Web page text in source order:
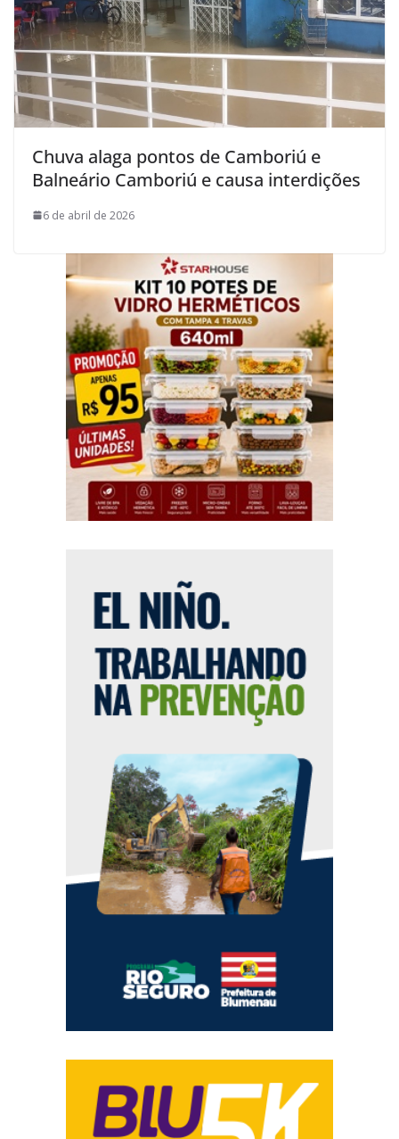
Chuva alaga pontos de Camboriú e
Balneário Camboriú e causa interdições
6 de abril de 2026